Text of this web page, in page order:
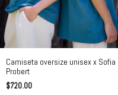
Camiseta oversize unisex x Sofia
Probert
$720.00